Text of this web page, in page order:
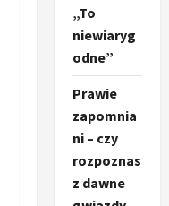
„To
niewiaryg
odne”
Prawie
zapomnia
ni – czy
rozpoznas
z dawne